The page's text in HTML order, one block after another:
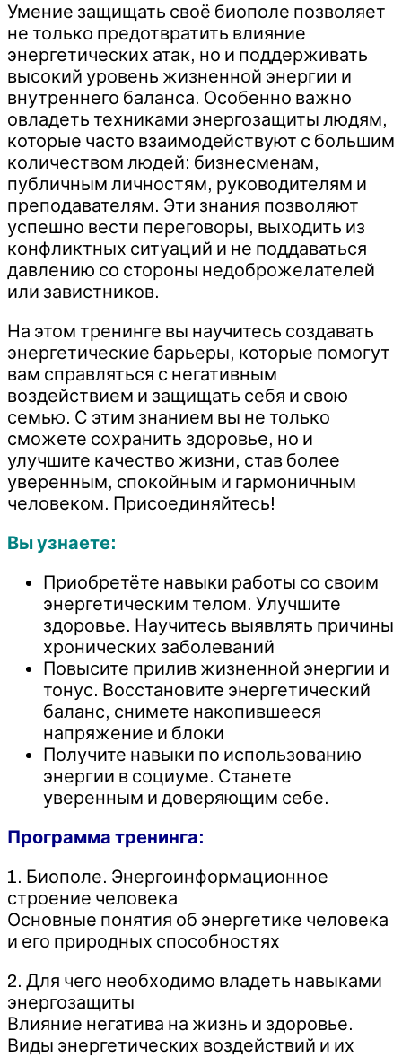
Умение защищать своё биополе позволяет
не только предотвратить влияние
энергетических атак, но и поддерживать
высокий уровень жизненной энергии и
внутреннего баланса. Особенно важно
овладеть техниками энергозащиты людям,
которые часто взаимодействуют с большим
количеством людей: бизнесменам,
публичным личностям, руководителям и
преподавателям. Эти знания позволяют
успешно вести переговоры, выходить из
конфликтных ситуаций и не поддаваться
давлению со стороны недоброжелателей
или завистников.
На этом тренинге вы научитесь создавать
энергетические барьеры, которые помогут
вам справляться с негативным
воздействием и защищать себя и свою
семью. С этим знанием вы не только
сможете сохранить здоровье, но и
улучшите качество жизни, став более
уверенным, спокойным и гармоничным
человеком. Присоединяйтесь!
Вы узнаете:
Приобретёте навыки работы со своим
энергетическим телом. Улучшите
здоровье. Научитесь выявлять причины
хронических заболеваний
Повысите прилив жизненной энергии и
тонус. Восстановите энергетический
баланс, снимете накопившееся
напряжение и блоки
Получите навыки по использованию
энергии в социуме. Станете
уверенным и доверяющим себе.
Программа тренинга:
1. Биополе. Энергоинформационное
строение человека
Основные понятия об энергетике человека
и его природных способностях
2. Для чего необходимо владеть навыками
энергозащиты
Влияние негатива на жизнь и здоровье.
Виды энергетических воздействий и их